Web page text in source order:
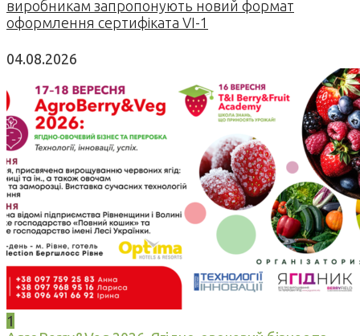
виробникам запропонують новий формат
оформлення сертифіката VI-1
04.08.2026
1